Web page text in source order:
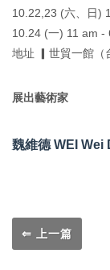
10.22,23 (六、日)
10.24 (一) 11 am -
地址 ▎ 世貿一館（
展出藝術家
魏維德 WEI Wei
⇐ 上一篇